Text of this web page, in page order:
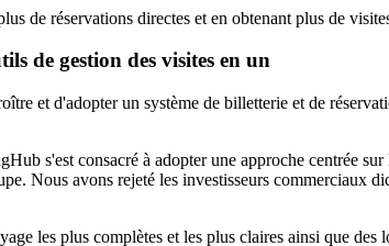
de réservations directes et en obtenant plus de
de gestion des visites en un
et d'adopter un système de billetterie et de
s'est consacré à adopter une approche centrée
Nous avons rejeté les investisseurs
les plus complètes et les plus claires ainsi que